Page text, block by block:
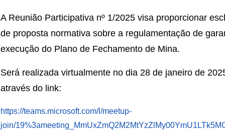
A Reunião Participativa nº 1/2025 visa proporcionar
de proposta normativa sobre a regulamentação de
execução do Plano de Fechamento de Mina.
Será realizada virtualmente no dia 28 de janeiro de
através do link:
https://teams.microsoft.com/l/meetup-
join/